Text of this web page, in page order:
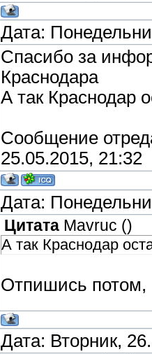
Дата:
Спасибо за
Краснодара
А так Краснодар
Сообщение
25.05.2015, 21:32
Дата:
Цитата Mavruc ()
А так Краснодар
Отпишись потом,
Дата: Вторник,